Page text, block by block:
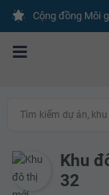
Cộng đồng Môi
Tìm kiếm dự án,
Khu
32